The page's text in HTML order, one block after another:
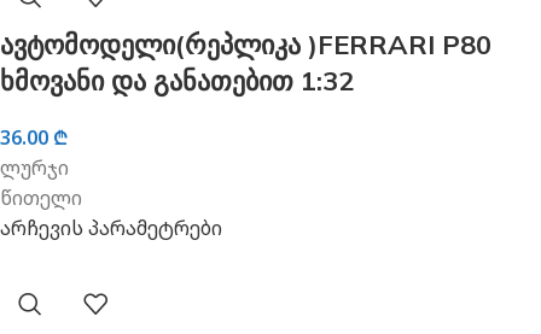
ავტომოდელი(რეპლიკა )FERRARI P80
ხმოვანი და განათებით 1:32
36.00 ₾
ლურჯი
წითელი
არჩევის პარამეტრები